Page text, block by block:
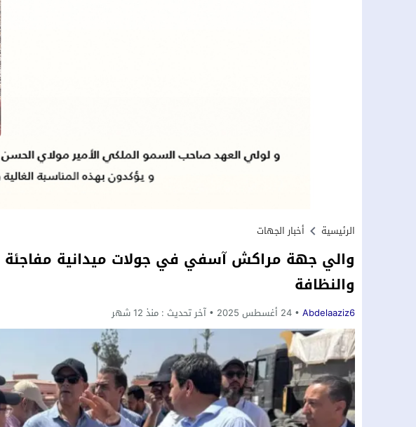
الرئيسية أخبار الجهات
والي جهة مراكش آسفي في جولات ميدانية مفاجئة
والنظافة
Abdelaaziz6 24 أغسطس 2025 آخر تحديث : منذ 12 شهر